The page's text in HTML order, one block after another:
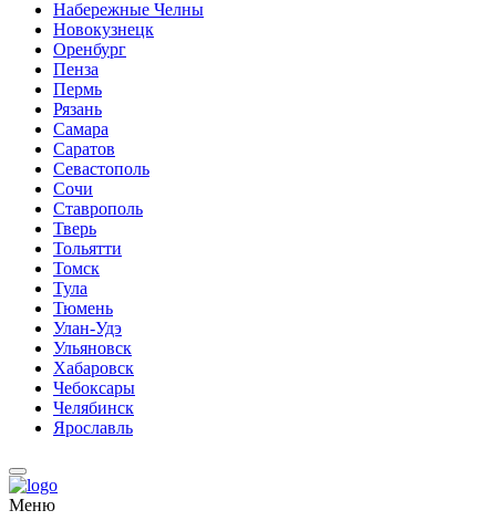
Набережные Челны
Новокузнецк
Оренбург
Пенза
Пермь
Рязань
Самара
Саратов
Севастополь
Сочи
Ставрополь
Тверь
Тольятти
Томск
Тула
Тюмень
Улан-Удэ
Ульяновск
Хабаровск
Чебоксары
Челябинск
Ярославль
Меню